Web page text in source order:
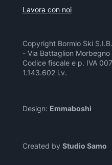
Lavora con noi
Copyright Bormio Ski
- Via Battaglion
Codice fiscale e p. IVA
1.143.602 i.v.
Design: Emmaboshi
Created by Studio Samo